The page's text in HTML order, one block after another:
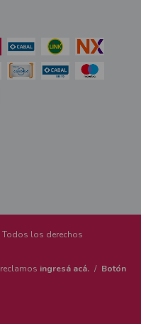
Todos los derechos
ingresá acá. / Botón